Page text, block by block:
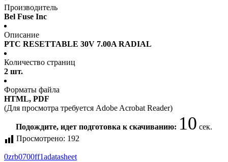
Производитель
Bel Fuse Inc
Описание
PTC RESETTABLE 30V 7.00A RADIAL
Количество страниц
2 шт.
Форматы файла
HTML, PDF
(Для просмотра требуется Adobe Acrobat Reader)
Подождите, идет подготовка к скачиванию: 10 сек.
Просмотрено: 192
0zrb0700ff1adatasheet